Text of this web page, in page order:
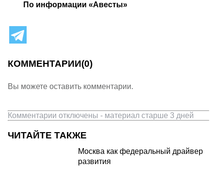
По информации «Авесты»
КОММЕНТАРИИ(0)
Вы можете оставить комментарии.
Комментарии отключены - материал старше 3 дней
ЧИТАЙТЕ ТАКЖЕ
Москва как федеральный драйвер
развития